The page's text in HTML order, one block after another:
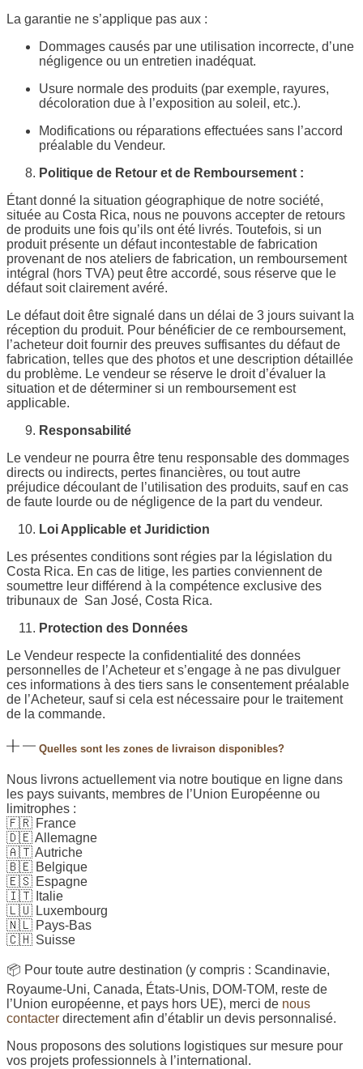
La garantie ne s’applique pas aux :
Dommages causés par une utilisation incorrecte, d’une
négligence ou un entretien inadéquat.
Usure normale des produits (par exemple, rayures,
décoloration due à l’exposition au soleil, etc.).
Modifications ou réparations effectuées sans l’accord
préalable du Vendeur.
Politique de Retour et de Remboursement :
Étant donné la situation géographique de notre société,
située au Costa Rica, nous ne pouvons accepter de retours
de produits une fois qu’ils ont été livrés. Toutefois, si un
produit présente un défaut incontestable de fabrication
provenant de nos ateliers de fabrication, un remboursement
intégral (hors TVA) peut être accordé, sous réserve que le
défaut soit clairement avéré.
Le défaut doit être signalé dans un délai de 3 jours suivant la
réception du produit. Pour bénéficier de ce remboursement,
l’acheteur doit fournir des preuves suffisantes du défaut de
fabrication, telles que des photos et une description détaillée
du problème. Le vendeur se réserve le droit d’évaluer la
situation et de déterminer si un remboursement est
applicable.
Responsabilité
Le vendeur ne pourra être tenu responsable des dommages
directs ou indirects, pertes financières, ou tout autre
préjudice découlant de l’utilisation des produits, sauf en cas
de faute lourde ou de négligence de la part du vendeur.
Loi Applicable et Juridiction
Les présentes conditions sont régies par la législation du
Costa Rica. En cas de litige, les parties conviennent de
soumettre leur différend à la compétence exclusive des
tribunaux de San José, Costa Rica.
Protection des Données
Le Vendeur respecte la confidentialité des données
personnelles de l’Acheteur et s’engage à ne pas divulguer
ces informations à des tiers sans le consentement préalable
de l’Acheteur, sauf si cela est nécessaire pour le traitement
de la commande.
Quelles sont les zones de livraison disponibles?
Nous livrons actuellement via notre boutique en ligne dans
les pays suivants, membres de l’Union Européenne ou
limitrophes :
🇫🇷 France
🇩🇪 Allemagne
🇦🇹 Autriche
🇧🇪 Belgique
🇪🇸 Espagne
🇮🇹 Italie
🇱🇺 Luxembourg
🇳🇱 Pays-Bas
🇨🇭 Suisse
📦 Pour toute autre destination (y compris : Scandinavie,
Royaume-Uni, Canada, États-Unis, DOM-TOM, reste de
l’Union européenne, et pays hors UE), merci de nous
contacter directement afin d’établir un devis personnalisé.
Nous proposons des solutions logistiques sur mesure pour
vos projets professionnels à l’international.